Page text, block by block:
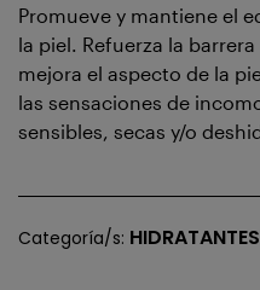
Promueve y mantiene el
la piel. Refuerza la
mejora el aspecto de la
las sensaciones de
sensibles, secas y/o
Categoría/s: